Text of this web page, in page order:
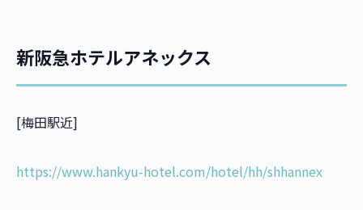
新阪急ホテルアネックス
[梅田駅近]
https://www.hankyu-hotel.com/hotel/hh/shhannex